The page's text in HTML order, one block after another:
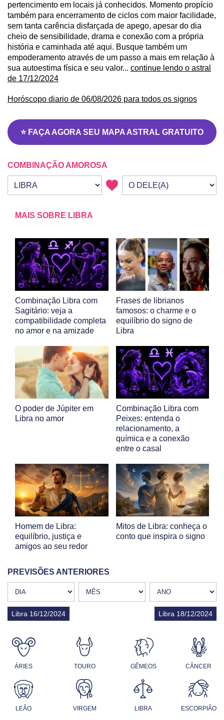
pertencimento em locais já conhecidos. Momento propício
também para encerramento de ciclos com maior facilidade,
sem tanta carência disfarçada de apego, apesar do dia
cheio de sensibilidade, drama e conexão com a própria
história e caminhada até aqui. Busque também um
empoderamento através de um passo a mais em relação à
sua autoestima física e seu valor... continue lendo o astral
de 17/12/2024
Horóscopo diario de 06/08/2026 para todos os signos
⭐ FAÇA AGORA SEU MAPA ASTRAL GRATUITO
COMBINAÇÃO AMOROSA
Seu signo
Signo da outra pessoa
MAIS SOBRE LIBRA
Combinação Libra com
Sagitário: veja a
compatibilidade completa
no amor e na amizade
Frases de librianos
famosos: o charme e o
equilíbrio do signo de
Libra
O poder de Júpiter em
Libra no amor
Combinação Libra com
Peixes: entenda o
relacionamento, a
química e a conexão
entre o casal
Homem de Libra:
equilíbrio, justiça e
amigos ao seu redor
Mitos de Libra: conheça o
conto que inspira o signo
PREVISÕES ANTERIORES
Libra 16/12/2024 Libra 18/12/2024
ÁRIES TOURO GÊMEOS CÂNCER
LEÃO VIRGEM LIBRA ESCORPIÃO